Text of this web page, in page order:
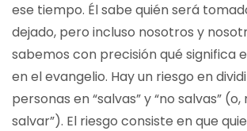
ese tiempo. Él sabe quién será
dejado, pero incluso nosotros y
sabemos con precisión qué significa
en el evangelio. Hay un riesgo en
personas en “salvas” y “no salvas”
salvar”). El riesgo consiste en que